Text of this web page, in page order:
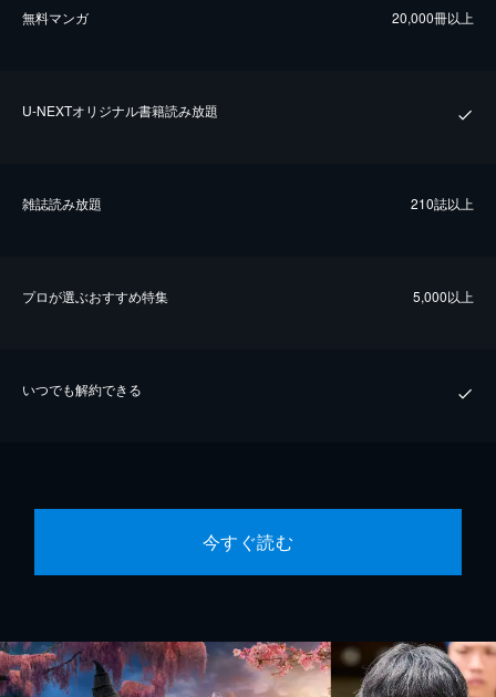
無料マンガ 20,000冊以上
U-NEXTオリジナル書籍読み放題
雑誌読み放題 210誌以上
プロが選ぶおすすめ特集 5,000以上
いつでも解約できる
今すぐ読む